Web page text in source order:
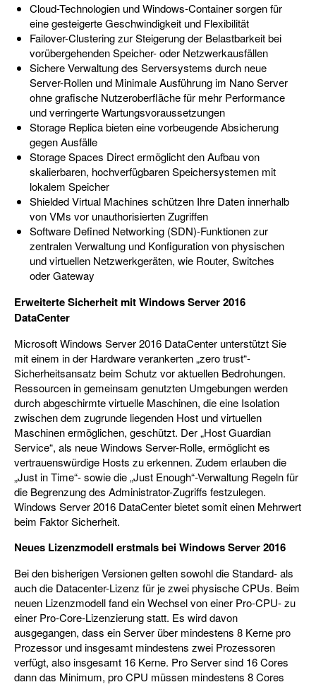
Cloud-Technologien und Windows-Container sorgen für
eine gesteigerte Geschwindigkeit und Flexibilität
Failover-Clustering zur Steigerung der Belastbarkeit bei
vorübergehenden Speicher- oder Netzwerkausfällen
Sichere Verwaltung des Serversystems durch neue
Server-Rollen und Minimale Ausführung im Nano Server
ohne grafische Nutzeroberfläche für mehr Performance
und verringerte Wartungsvoraussetzungen
Storage Replica bieten eine vorbeugende Absicherung
gegen Ausfälle
Storage Spaces Direct ermöglicht den Aufbau von
skalierbaren, hochverfügbaren Speichersystemen mit
lokalem Speicher
Shielded Virtual Machines schützen Ihre Daten innerhalb
von VMs vor unauthorisierten Zugriffen
Software Defined Networking (SDN)-Funktionen zur
zentralen Verwaltung und Konfiguration von physischen
und virtuellen Netzwerkgeräten, wie Router, Switches
oder Gateway
Erweiterte Sicherheit mit Windows Server 2016
DataCenter
Microsoft Windows Server 2016 DataCenter unterstützt Sie
mit einem in der Hardware verankerten „zero trust“-
Sicherheitsansatz beim Schutz vor aktuellen Bedrohungen.
Ressourcen in gemeinsam genutzten Umgebungen werden
durch abgeschirmte virtuelle Maschinen, die eine Isolation
zwischen dem zugrunde liegenden Host und virtuellen
Maschinen ermöglichen, geschützt. Der „Host Guardian
Service“, als neue Windows Server-Rolle, ermöglicht es
vertrauenswürdige Hosts zu erkennen. Zudem erlauben die
„Just in Time“- sowie die „Just Enough“-Verwaltung Regeln für
die Begrenzung des Administrator-Zugriffs festzulegen.
Windows Server 2016 DataCenter bietet somit einen Mehrwert
beim Faktor Sicherheit.
Neues Lizenzmodell erstmals bei Windows Server 2016
Bei den bisherigen Versionen gelten sowohl die Standard- als
auch die Datacenter-Lizenz für je zwei physische CPUs. Beim
neuen Lizenzmodell fand ein Wechsel von einer Pro-CPU- zu
einer Pro-Core-Lizenzierung statt. Es wird davon
ausgegangen, dass ein Server über mindestens 8 Kerne pro
Prozessor und insgesamt mindestens zwei Prozessoren
verfügt, also insgesamt 16 Kerne. Pro Server sind 16 Cores
dann das Minimum, pro CPU müssen mindestens 8 Cores